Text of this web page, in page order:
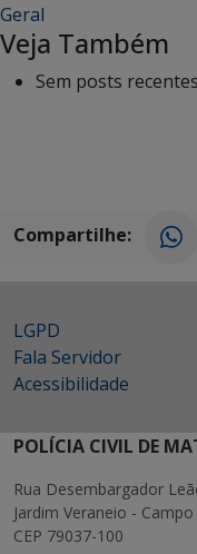
Geral
Veja Também
Sem posts
Compartilhe:
LGPD
Fala Servidor
Acessibilidade
POLÍCIA CIVIL DE
Rua Desembargador
Jardim Veraneio -
CEP 79037-100